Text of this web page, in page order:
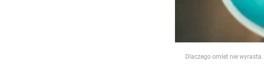
Jedzenie
Dlaczego omlet nie